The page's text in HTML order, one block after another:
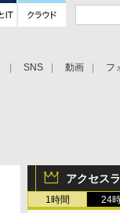
SNS 動画 フ
アクセス
1時間 24